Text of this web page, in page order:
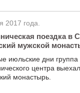
2017 года.
поездка в
мужской
июльские дни группа
центра
монастырь.